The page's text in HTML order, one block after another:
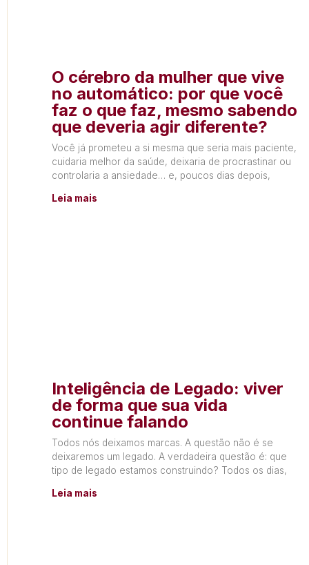
O cérebro da mulher que vive
no automático: por que você
faz o que faz, mesmo sabendo
que deveria agir diferente?
Você já prometeu a si mesma que seria mais paciente,
cuidaria melhor da saúde, deixaria de procrastinar ou
controlaria a ansiedade… e, poucos dias depois,
Leia mais
Inteligência de Legado: viver
de forma que sua vida
continue falando
Todos nós deixamos marcas. A questão não é se
deixaremos um legado. A verdadeira questão é: que
tipo de legado estamos construindo? Todos os dias,
Leia mais